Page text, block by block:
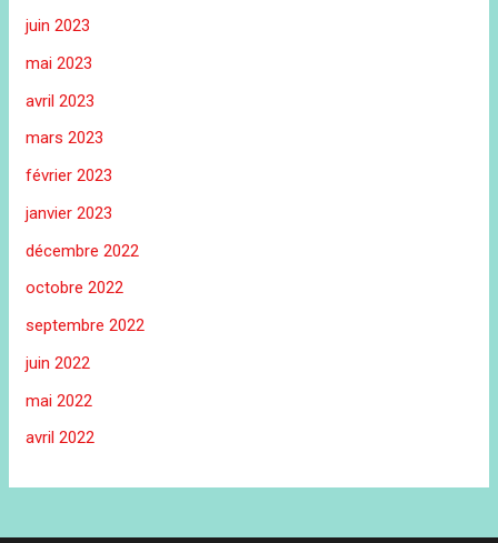
juin 2023
mai 2023
avril 2023
mars 2023
février 2023
janvier 2023
décembre 2022
octobre 2022
septembre 2022
juin 2022
mai 2022
avril 2022